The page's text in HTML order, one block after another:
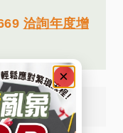
洽詢年度增
務之星